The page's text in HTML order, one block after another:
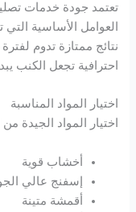
تعتمد جودة خدمات
العوامل الأساسية
نتائج ممتازة تدوم
احترافية تجعل الكنب
اختيار المواد المناسبة
اختيار المواد الجيدة
أخشاب قوية
إسفنج عالي
أقمشة متينة